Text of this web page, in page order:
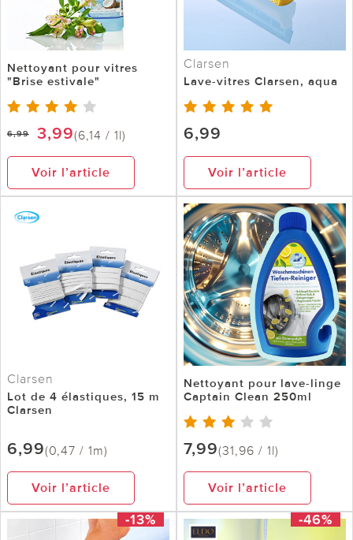
Nettoyant pour vitres
"Brise estivale"
6,99 3,99(6,14 / 1l)
Voir l’article
Clarsen
Lave-vitres Clarsen, aqua
6,99
Voir l’article
Clarsen
Lot de 4 élastiques, 15 m
Clarsen
6,99(0,47 / 1m)
Voir l’article
Nettoyant pour lave-linge
Captain Clean 250ml
7,99(31,96 / 1l)
Voir l’article
-13% -46%